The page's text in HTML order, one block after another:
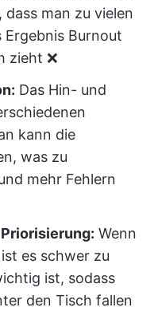
man zu vielen
Ergebnis Burnout
zieht ❌
Das Hin- und
kann die
was zu
mehr Fehlern
Wenn
es schwer zu
ist, sodass
den Tisch fallen